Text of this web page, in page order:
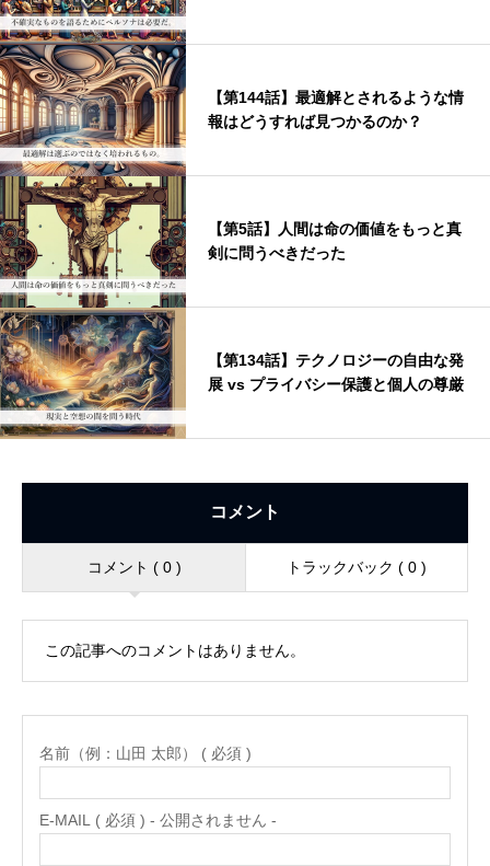
【第144話】最適解とされるような情
報はどうすれば見つかるのか？
【第5話】人間は命の価値をもっと真
剣に問うべきだった
【第134話】テクノロジーの自由な発
展 vs プライバシー保護と個人の尊厳
コメント
コメント ( 0 ) トラックバック ( 0 )
この記事へのコメントはありません。
名前（例：山田 太郎） ( 必須 )
E-MAIL ( 必須 ) - 公開されません -